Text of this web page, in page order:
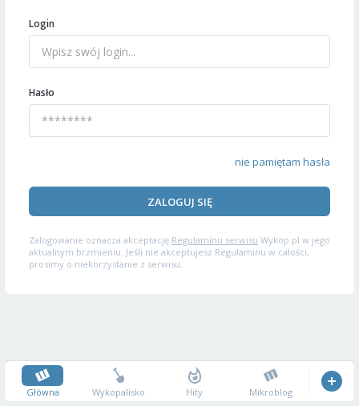
Login
Hasło
nie pamiętam hasła
ZALOGUJ SIĘ
Zalogowanie oznacza akceptację Regulaminu serwisu Wykop.pl w jego
aktualnym brzmieniu. Jeśli nie akceptujesz Regulaminu w całości,
prosimy o niekorzystanie z serwisu.
Główna Wykopalisko Hity Mikroblog